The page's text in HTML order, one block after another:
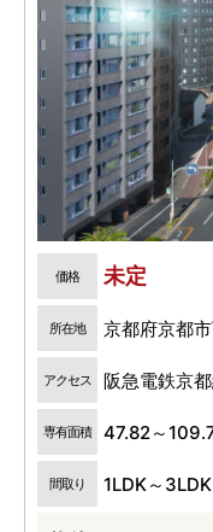
価格 未定
所在地 京都府京都
アクセス 阪急電鉄京
専有面積 47.82～
間取り 1LDK～3LDK